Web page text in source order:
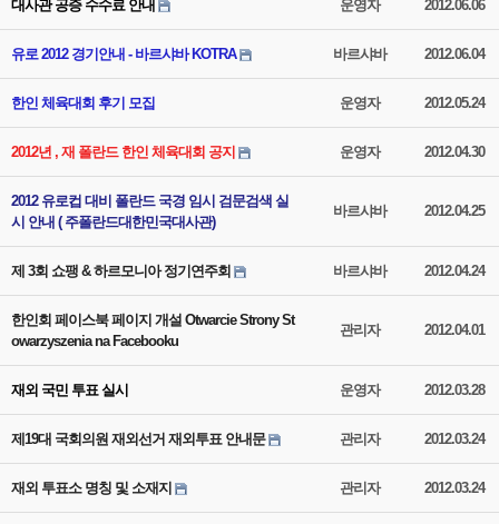
대사관 공증 수수료 안내 운영자 2012.06.06
유로 2012 경기안내 - 바르샤바 KOTRA 바르샤바 2012.06.04
한인 체육대회 후기 모집 운영자 2012.05.24
2012년 , 재 폴란드 한인 체육대회 공지 운영자 2012.04.30
2012 유로컵 대비 폴란드 국경 임시 검문검색 실
시 안내 ( 주폴란드대한민국대사관)
바르샤바 2012.04.25
제 3회 쇼팽 & 하르모니아 정기연주회 바르샤바 2012.04.24
한인회 페이스북 페이지 개설 Otwarcie Strony St
owarzyszenia na Facebooku
관리자 2012.04.01
재외 국민 투표 실시 운영자 2012.03.28
제19대 국회의원 재외선거 재외투표 안내문 관리자 2012.03.24
재외 투표소 명칭 및 소재지 관리자 2012.03.24